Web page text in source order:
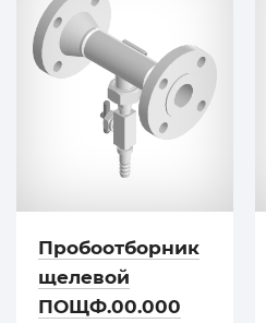
Пробоотборник
щелевой
ПОЩФ.00.000